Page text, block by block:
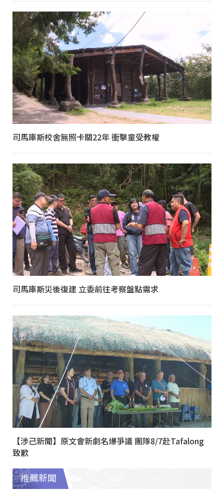
司馬庫斯校舍無照卡關22年 衝擊童受教權
司馬庫斯災後復建 立委前往考察盤點需求
【涉己新聞】原文會新劇名爆爭議 團隊8/7赴Tafalong
致歉
推薦新聞